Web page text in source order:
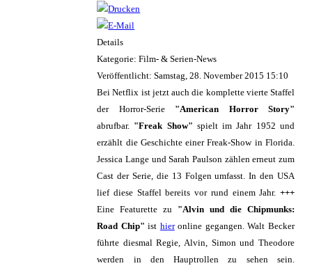
Details
Kategorie: Film- & Serien-News
Veröffentlicht: Samstag, 28. November 2015 15:10
Bei Netflix ist jetzt auch die komplette vierte Staffel
der Horror-Serie "American Horror Story"
abrufbar. "Freak Show" spielt im Jahr 1952 und
erzählt die Geschichte einer Freak-Show in Florida.
Jessica Lange und Sarah Paulson zählen erneut zum
Cast der Serie, die 13 Folgen umfasst. In den USA
lief diese Staffel bereits vor rund einem Jahr. +++
Eine Featurette zu "Alvin und die Chipmunks:
Road Chip" ist hieronline gegangen. Walt Becker
führte diesmal Regie, Alvin, Simon und Theodore
werden in den Hauptrollen zu sehen sein.